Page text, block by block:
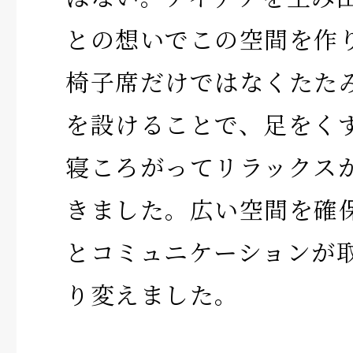
との想いでこの空間を作
椅子席だけではなくたた
を設けることで、足をく
寝ころがってリラックス
きました。広い空間を確
とコミュニケーションが
り変えました。